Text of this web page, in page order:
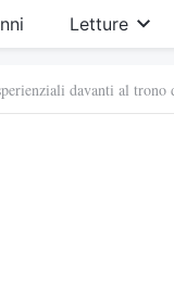
Letture
davanti al